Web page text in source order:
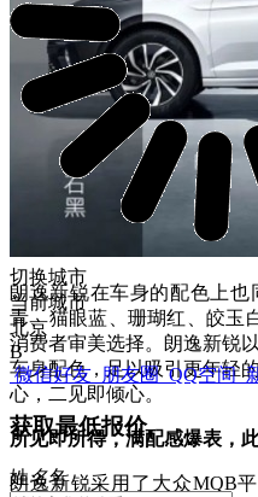
朗逸新锐在车身的配色上
青、猫眼蓝、珊瑚红、皎玉
消费者审美选择。朗逸新锐
车身配色，足以吸引更年轻
心，二见即倾心。
所见即所得，满配感爆表，
朗逸新锐采用了大众MQB
切换城市
当前城市
北京
B
微信好友 朋友圈 QQ空间
获取最低报价
姓名名